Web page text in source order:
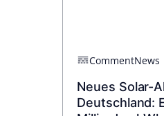
CommentNews
Neues Solar-
Deutschland: